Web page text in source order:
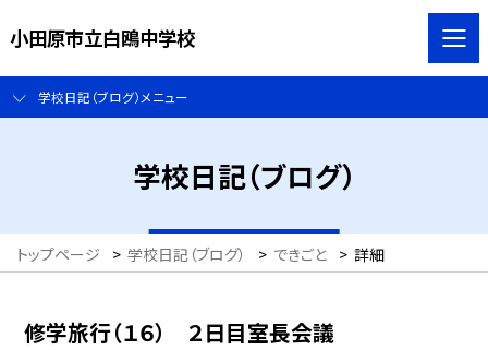
小田原市立白鴎中学校
学校日記（ブログ）メニュー
学校日記（ブログ）
トップページ > 学校日記（ブログ） > できごと > 詳細
修学旅行（１６） ２日目室長会議